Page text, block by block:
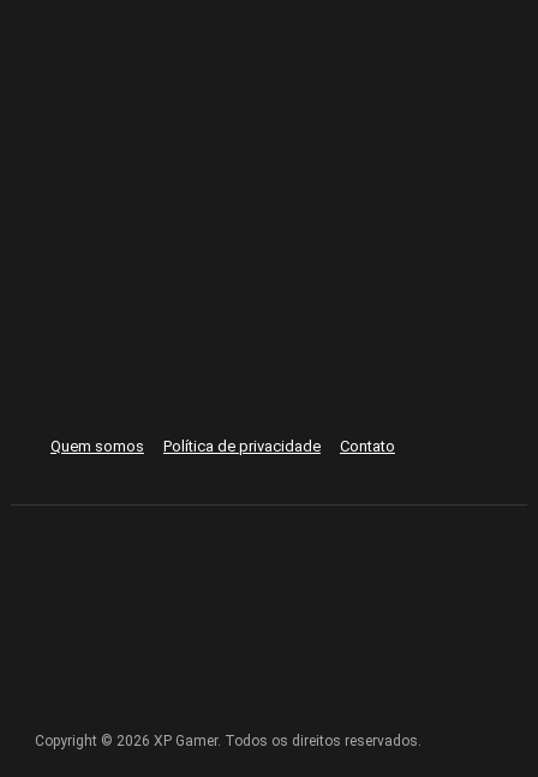
Quem somos Política de privacidade Contato
Copyright © 2026 XP Gamer. Todos os direitos reservados.